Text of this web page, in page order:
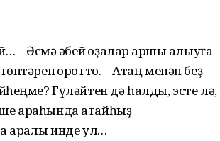
– Әсмә әбей ҡо­ҙалар ҡаршы алыуға
ҡоротто. – Атаң менән беҙ
Гүләйтен дә һалды, эсте лә,
араһында атайһыҙ
арҡалы инде ул…